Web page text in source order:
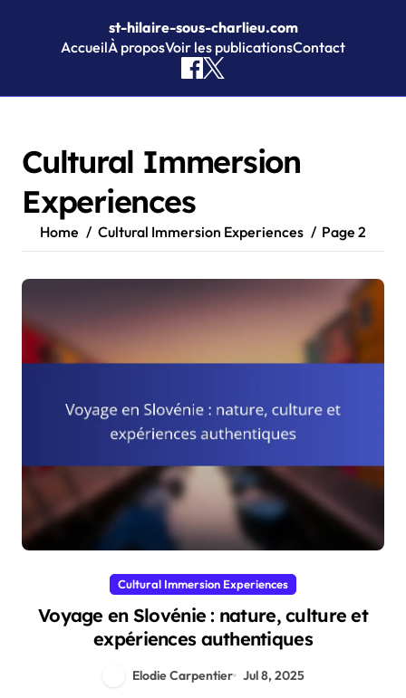
st-hilaire-sous-charlieu.com
AccueilÀ proposVoir les publicationsContact
Cultural Immersion
Experiences
Home Cultural Immersion Experiences Page 2
Cultural Immersion Experiences
Voyage en Slovénie : nature, culture et
expériences authentiques
Elodie Carpentier Jul 8, 2025